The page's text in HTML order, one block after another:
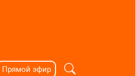
Прямой эфир